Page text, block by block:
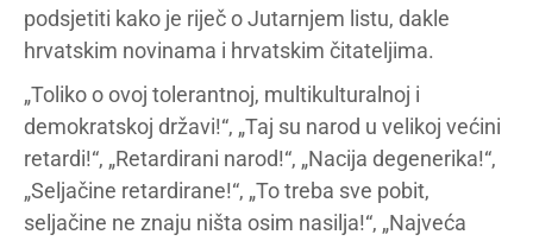
podsjetiti kako je riječ o Jutarnjem listu, dakle
hrvatskim novinama i hrvatskim čitateljima.
„Toliko o ovoj tolerantnoj, multikulturalnoj i
demokratskoj državi!“, „Taj su narod u velikoj većini
retardi!“, „Retardirani narod!“, „Nacija degenerika!“,
„Seljačine retardirane!“, „To treba sve pobit,
seljačine ne znaju ništa osim nasilja!“, „Najveća